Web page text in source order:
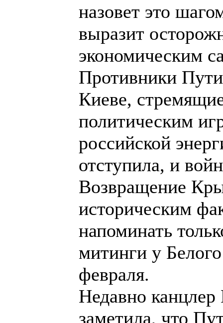
назовет это
выразит
экономическим
Противники
Киеве,
политическим
российской
отступила, и
Возвращение
историческим
напоминать
митинги у
февраля.
Недавно
заметила, что